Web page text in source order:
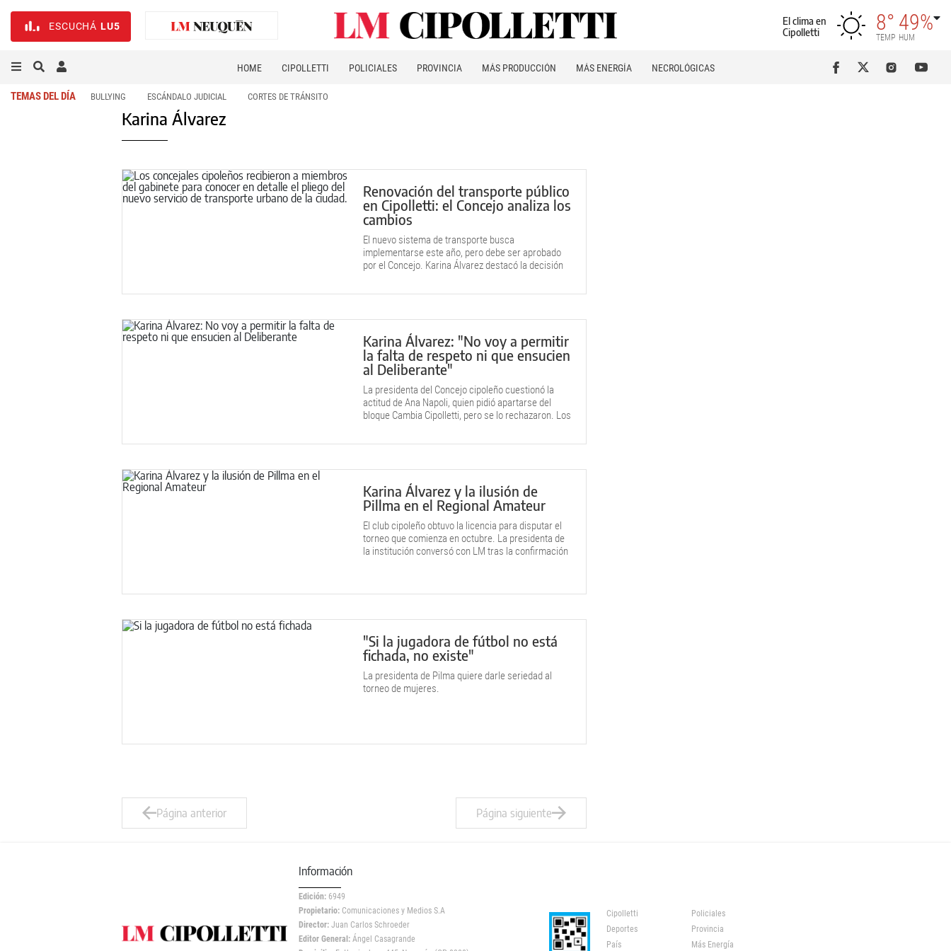
ESCUCHÁ LU5
El clima en
Cipolletti
8°
TEMP
49%
HUM
HOME CIPOLLETTI POLICIALES PROVINCIA MÁS PRODUCCIÓN MÁS ENERGÍA NECROLÓGICAS
TEMAS DEL DÍA BULLYING ESCÁNDALO JUDICIAL CORTES DE TRÁNSITO
Karina Álvarez
Renovación del transporte público
en Cipolletti: el Concejo analiza los
cambios
El nuevo sistema de transporte busca
implementarse este año, pero debe ser aprobado
por el Concejo. Karina Álvarez destacó la decisión
institucional”.
Karina Álvarez: "No voy a permitir
la falta de respeto ni que ensucien
al Deliberante"
La presidenta del Concejo cipoleño cuestionó la
actitud de Ana Napoli, quien pidió apartarse del
bloque Cambia Cipolletti, pero se lo rechazaron. Los
Karina Álvarez y la ilusión de
Pillma en el Regional Amateur
El club cipoleño obtuvo la licencia para disputar el
torneo que comienza en octubre. La presidenta de
la institución conversó con LM tras la confirmación
"Si la jugadora de fútbol no está
fichada, no existe"
La presidenta de Pilma quiere darle seriedad al
torneo de mujeres.
Página anterior Página siguiente
Información
Edición: 6949
Propietario: Comunicaciones y Medios S.A
Director: Juan Carlos Schroeder
Editor General: Ángel Casagrande
Cipolletti
Policiales
Deportes
Provincia
País
Más Energía